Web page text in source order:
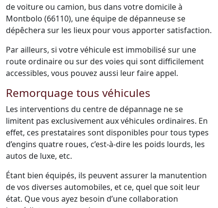
de voiture ou camion, bus dans votre domicile à
Montbolo (66110), une équipe de dépanneuse se
dépêchera sur les lieux pour vous apporter satisfaction.
Par ailleurs, si votre véhicule est immobilisé sur une
route ordinaire ou sur des voies qui sont difficilement
accessibles, vous pouvez aussi leur faire appel.
Remorquage tous véhicules
Les interventions du centre de dépannage ne se
limitent pas exclusivement aux véhicules ordinaires. En
effet, ces prestataires sont disponibles pour tous types
d’engins quatre roues, c’est-à-dire les poids lourds, les
autos de luxe, etc.
Étant bien équipés, ils peuvent assurer la manutention
de vos diverses automobiles, et ce, quel que soit leur
état. Que vous ayez besoin d’une collaboration